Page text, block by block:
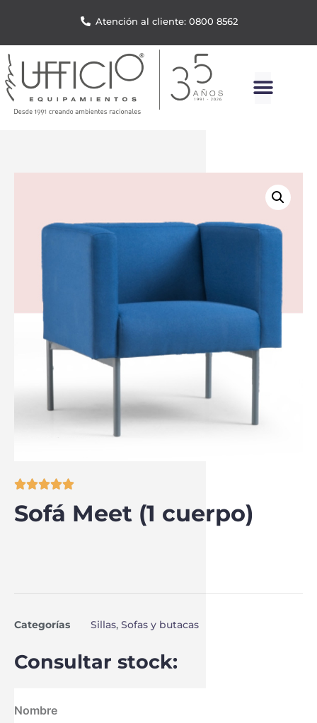
Atención al cliente: 0800 8562

Sofá Meet (1 cuerpo)
Categorías Sillas, Sofas y butacas
Consultar stock: